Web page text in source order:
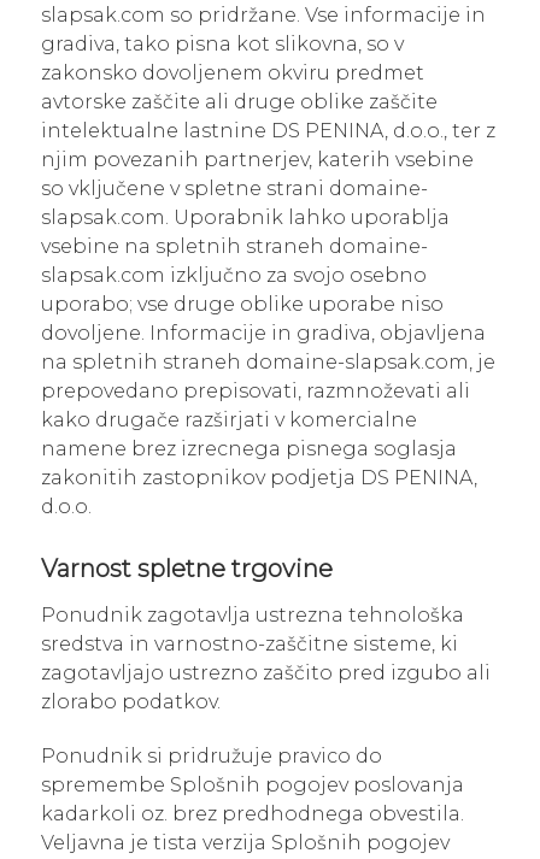
slapsak.com so pridržane. Vse informacije in
gradiva, tako pisna kot slikovna, so v
zakonsko dovoljenem okviru predmet
avtorske zaščite ali druge oblike zaščite
intelektualne lastnine DS PENINA, d.o.o., ter z
njim povezanih partnerjev, katerih vsebine
so vključene v spletne strani domaine-
slapsak.com. Uporabnik lahko uporablja
vsebine na spletnih straneh domaine-
slapsak.com izključno za svojo osebno
uporabo; vse druge oblike uporabe niso
dovoljene. Informacije in gradiva, objavljena
na spletnih straneh domaine-slapsak.com, je
prepovedano prepisovati, razmnoževati ali
kako drugače razširjati v komercialne
namene brez izrecnega pisnega soglasja
zakonitih zastopnikov podjetja DS PENINA,
d.o.o.
Varnost spletne trgovine
Ponudnik zagotavlja ustrezna tehnološka
sredstva in varnostno-zaščitne sisteme, ki
zagotavljajo ustrezno zaščito pred izgubo ali
zlorabo podatkov.
Ponudnik si pridružuje pravico do
spremembe Splošnih pogojev poslovanja
kadarkoli oz. brez predhodnega obvestila.
Veljavna je tista verzija Splošnih pogojev